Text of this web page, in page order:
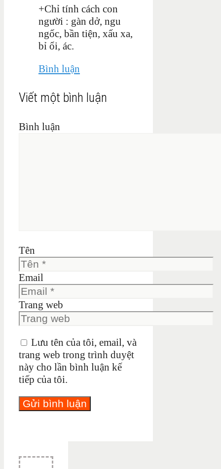
+Chỉ tính cách con
người : gàn dở, ngu
ngốc, bần tiện, xấu xa,
bỉ ổi, ác.
Bình luận
Viết một bình luận
Bình luận
Tên
Email
Trang web
Lưu tên của tôi, email, và
trang web trong trình duyệt
này cho lần bình luận kế
tiếp của tôi.